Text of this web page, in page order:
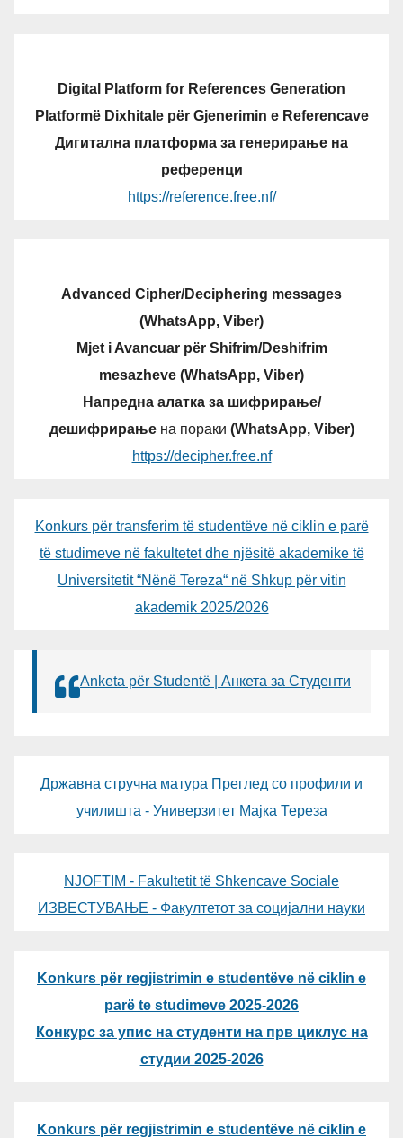
Digital Platform for References Generation
Platformë Dixhitale për Gjenerimin e Referencave
Дигитална платформа за генерирање на
референци
https://reference.free.nf/
Advanced Cipher/Deciphering messages
(WhatsApp, Viber)
Mjet i Avancuar për Shifrim/Deshifrim
mesazheve (WhatsApp, Viber)
Напредна алатка за шифрирање/
дешифрирањена пораки (WhatsApp, Viber)
https://decipher.free.nf
Konkurs për transferim të studentëve në ciklin e parë
të studimeve në fakultetet dhe njësitë akademike të
Universitetit “Nënë Tereza“ në Shkup për vitin
akademik 2025/2026
Anketa për Studentë | Анкета за Студенти
Државна стручна матура Преглед со профили и
училишта - Универзитет Мајка Тереза
NJOFTIM - Fakultetit të Shkencave Sociale
ИЗВЕСТУВАЊЕ - Факултетот за социјални науки
Konkurs për regjistrimin e studentëve në ciklin e
parë te studimeve 2025-2026
Конкурс за упис на студенти на прв циклус на
студии 2025-2026
Konkurs për regjistrimin e studentëve në ciklin e